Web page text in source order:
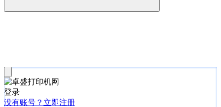
登录
没有账号？立即注册